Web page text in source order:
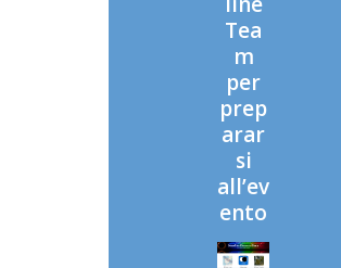
Tea
m
per
prep
arar
si
all’ev
ento